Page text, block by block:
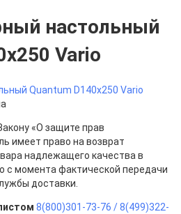
настольный
Vario
«О защите прав
имеет право на возврат
надлежащего качества в
с момента фактической передачи
доставки.
8(800)301-73-76 /8(499)322-